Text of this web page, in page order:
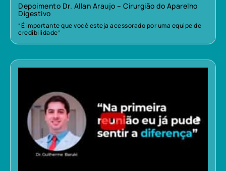
Depoimento Dr. Allan Araujo – Cirurgião do Aparelho
Digestivo
“É importante que você esteja acessorado por uma equipe de
credibilidade”